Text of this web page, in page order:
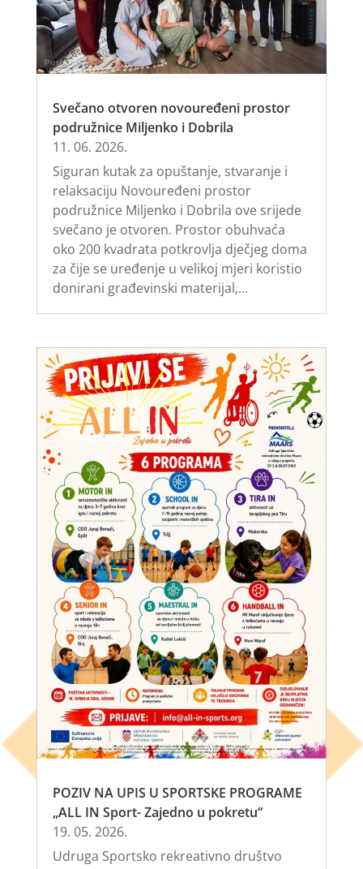
Svečano otvoren novouređeni prostor
podružnice Miljenko i Dobrila
11. 06. 2026.
Siguran kutak za opuštanje, stvaranje i
relaksaciju Novouređeni prostor
podružnice Miljenko i Dobrila ove srijede
svečano je otvoren. Prostor obuhvaća
oko 200 kvadrata potkrovlja dječjeg doma
za čije se uređenje u velikoj mjeri koristio
donirani građevinski materijal,...
POZIV NA UPIS U SPORTSKE PROGRAME
„ALL IN Sport- Zajedno u pokretu“
19. 05. 2026.
Udruga Sportsko rekreativno društvo